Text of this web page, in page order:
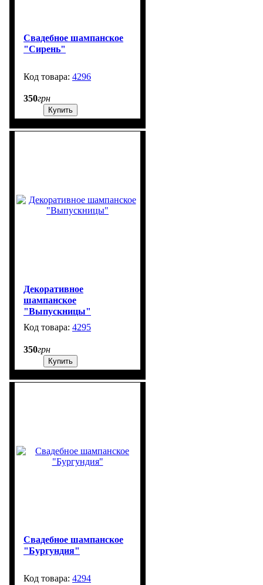
Свадебное шампанское
"Сирень"
4296
350грн
Купить
Декоративное
шампанское
"Выпускницы"
4295
350грн
Купить
Свадебное шампанское
"Бургундия"
4294